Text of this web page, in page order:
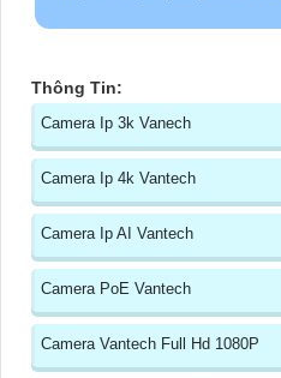
Thông Tin:
Camera Ip 3k Vanech
Camera Ip 4k Vantech
Camera Ip AI Vantech
Camera PoE Vantech
Camera Vantech Full Hd 1080P